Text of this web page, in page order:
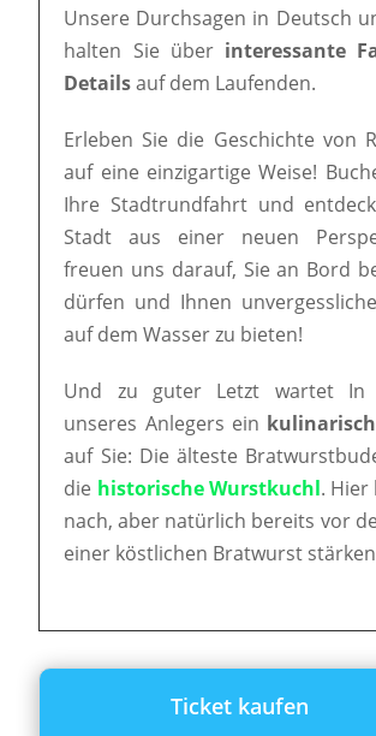
Unsere Durchsagen in Deutsch
halten Sie über interessante
Detailsauf dem Laufenden.
Erleben Sie die Geschichte von
auf eine einzigartige Weise!
Ihre Stadtrundfahrt und
Stadt aus einer neuen
freuen uns darauf, Sie an Bord
dürfen und Ihnen
auf dem Wasser zu bieten!
Und zu guter Letzt wartet In
unseres Anlegers ein
auf Sie: Die älteste
die historische Wurstkuchl. Hier
nach, aber natürlich bereits vor
einer köstlichen Bratwurst
Ticket kaufen